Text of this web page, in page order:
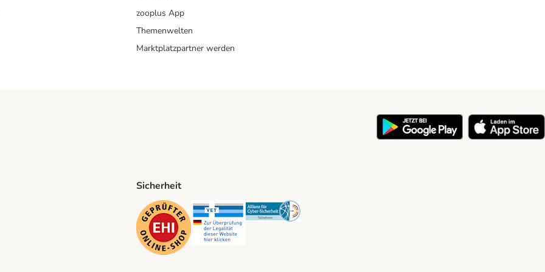
zooplus App
Themenwelten
Marktplatzpartner werden
Method
Sicherheit
Security Security Security